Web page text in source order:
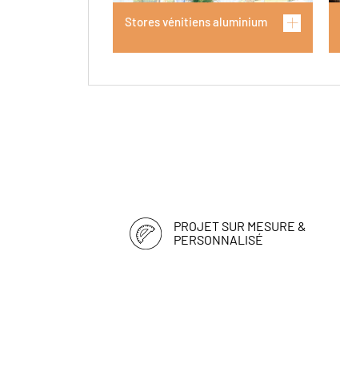
Stores vénitiens aluminium
PROJET SUR MESURE &
PERSONNALISÉ